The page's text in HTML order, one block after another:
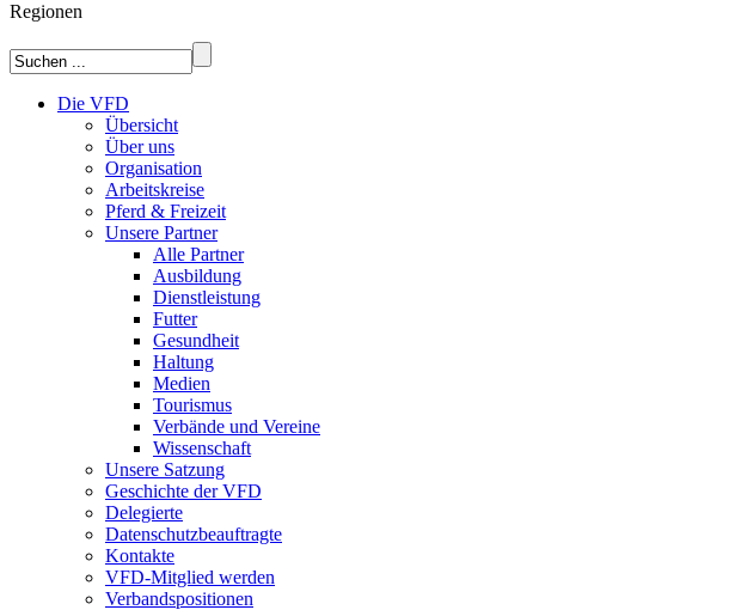
Regionen
Die VFD
Übersicht
Über uns
Organisation
Arbeitskreise
Pferd & Freizeit
Unsere Partner
Alle Partner
Ausbildung
Dienstleistung
Futter
Gesundheit
Haltung
Medien
Tourismus
Verbände und Vereine
Wissenschaft
Unsere Satzung
Geschichte der VFD
Delegierte
Datenschutzbeauftragte
Kontakte
VFD-Mitglied werden
Verbandspositionen